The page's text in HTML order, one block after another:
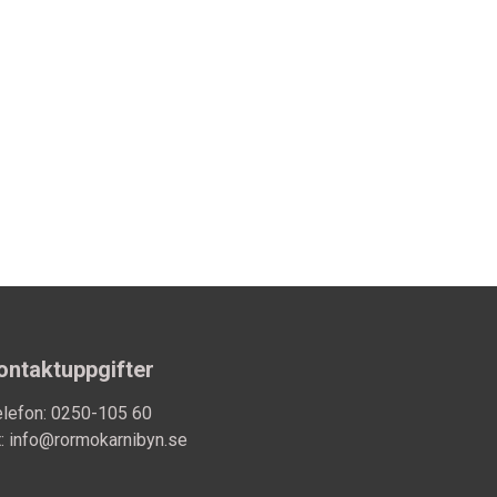
0250-105 60
info@rormokarnibyn.se